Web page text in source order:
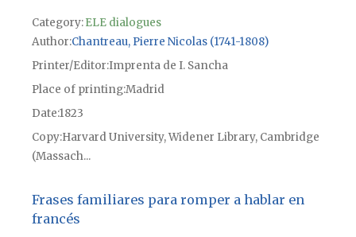
Category:ELE dialogues
Author Chantreau, Pierre Nicolas (1741-1808)
Printer/Editor Imprenta de I. Sancha
Place of printingMadrid
Date1823
CopyHarvard University, Widener Library, Cambridge
(Massach...
Frases familiares para romper a hablar en
francés